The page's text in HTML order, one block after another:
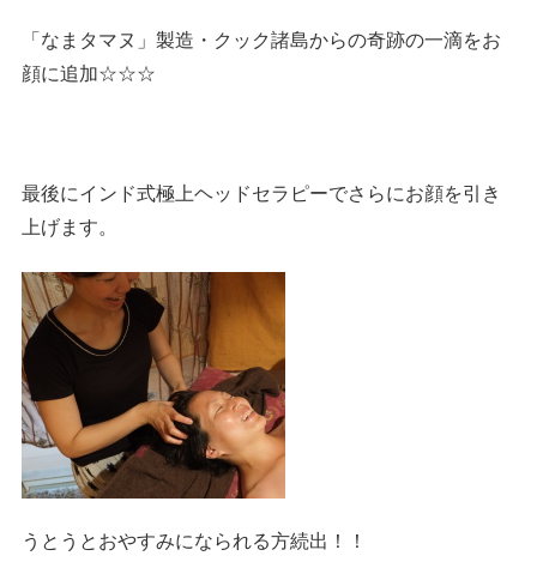
「なまタマヌ」製造・クック諸島からの奇跡の一滴をお
顔に追加☆☆☆
最後にインド式極上ヘッドセラピーでさらにお顔を引き
上げます。
うとうとおやすみになられる方続出！！